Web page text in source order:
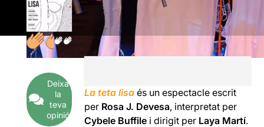
Deixa
la
teva
opinió
La teta lisa és un espectacle escrit
per Rosa J. Devesa, interpretat per
Cybele Buffile i dirigit per Laya Martí.